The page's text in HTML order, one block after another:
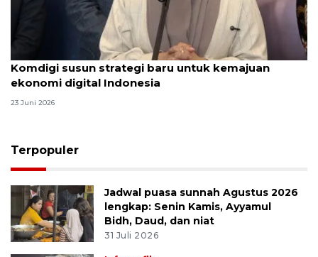
Komdigi susun strategi baru untuk kemajuan
ekonomi digital Indonesia
23 Juni 2026
Terpopuler
Jadwal puasa sunnah Agustus 2026
lengkap: Senin Kamis, Ayyamul
Bidh, Daud, dan niat
31 Juli 2026